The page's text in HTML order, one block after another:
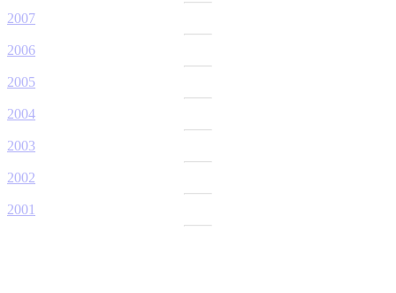
2007
2006
2005
2004
2003
2002
2001